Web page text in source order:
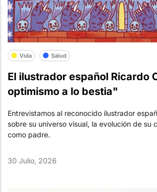
Vida Salud
El ilustrador español Ricardo
optimismo a lo bestia"
Entrevistamos al reconocido ilustrador
sobre su universo visual, la evolución de su
como padre.
30 Julio, 2026